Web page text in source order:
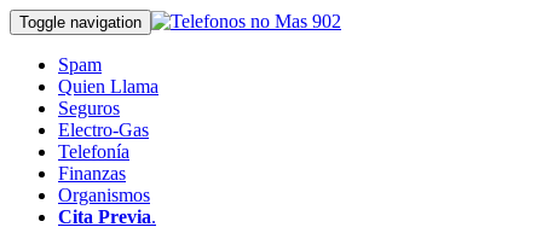
Toggle navigation
Spam
Quien Llama
Seguros
Electro-Gas
Telefonía
Finanzas
Organismos
Cita Previa.